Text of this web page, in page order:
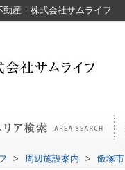
産｜株式会社サムライフ
> 周辺施設案内 > 飯塚市